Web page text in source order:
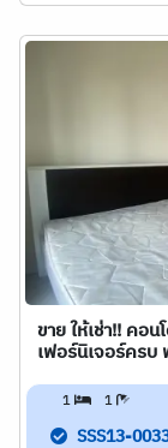
ขาย ให้เช่า!! คอ
เฟอร์นิเจอร์ครบ
1 1
SSS13-